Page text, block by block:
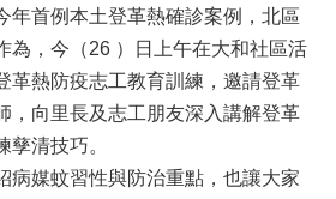
年首例本土登革熱確診案例，北區
為，今（26 ）日上午在大和社區活
革熱防疫志工教育訓練，邀請登革
，向里長及志工朋友深入講解登革
孳清技巧。
病媒蚊習性與防治重點，也讓大家